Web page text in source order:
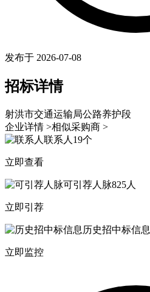
发布于 2026-07-08
招标详情
射洪市交通运输局公路养护段
企业详情 >相似采购商 >
联系人 19个
立即查看
可引荐人脉825人
立即引荐
历史招中标信息
立即监控